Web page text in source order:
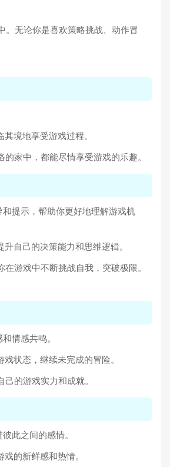
无论你是喜欢策略挑战、动作冒
境地享受游戏过程。
家中，都能尽情享受游戏的乐趣。
提示，帮助你更好地理解游戏机
自己的决策能力和思维逻辑。
游戏中不断挑战自我，突破极限。
情感共鸣。
状态，继续未完成的冒险。
的游戏实力和成就。
此之间的感情。
的新鲜感和热情。